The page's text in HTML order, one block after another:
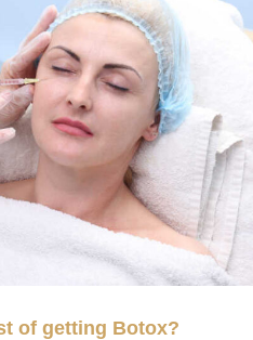
of getting Botox?